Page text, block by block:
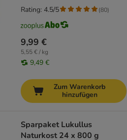
9,99 €
5,55 € / kg
9,49 €
Rating: 4.5/5 (80)
Zum Warenkorb
hinzufügen
Sparpaket Lukullus
Naturkost 24 x 800 g